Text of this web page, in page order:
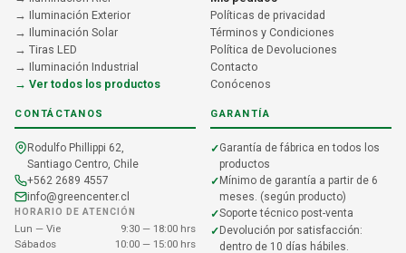
→ Iluminación Exterior
→ Iluminación Solar
→ Tiras LED
→ Iluminación Industrial
→ Ver todos los productos
Políticas de privacidad
Términos y Condiciones
Política de Devoluciones
Contacto
Conócenos
CONTÁCTANOS
Rodulfo Phillippi 62,
Santiago Centro, Chile
+562 2689 4557
info@greencenter.cl
HORARIO DE ATENCIÓN
Lun — Vie
9:30 — 18:00 hrs
Sábados
10:00 — 15:00 hrs
GARANTÍA
Garantía de fábrica en todos los
productos
Mínimo de garantía a partir de 6
meses. (según producto)
Soporte técnico post-venta
Devolución por satisfacción:
dentro de 10 días hábiles.